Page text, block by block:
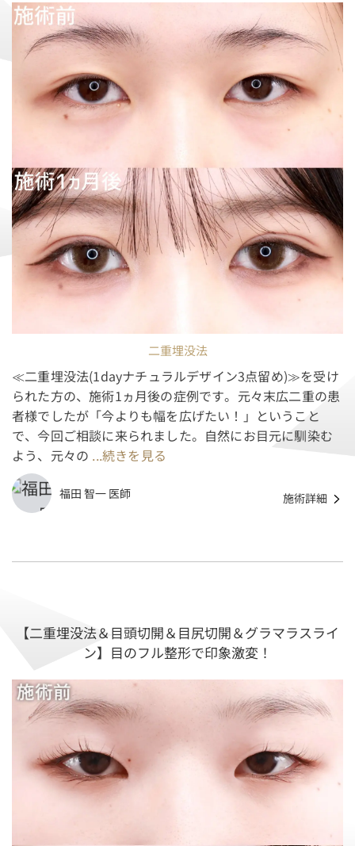
二重埋没法
≪二重埋没法(1dayナチュラルデザイン3点留め)≫を受け
られた方の、施術1ヵ月後の症例です。元々末広二重の患
者様でしたが「今よりも幅を広げたい！」ということ
で、今回ご相談に来られました。自然にお目元に馴染む
よう、元々の ...続きを見る
福田 智一 医師 施術詳細
【二重埋没法＆目頭切開＆目尻切開＆グラマラスライ
ン】目のフル整形で印象激変！